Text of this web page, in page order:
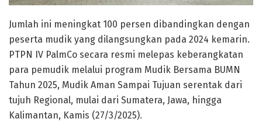
Jumlah ini meningkat 100 persen dibandingkan dengan
peserta mudik yang dilangsungkan pada 2024 kemarin.
PTPN IV PalmCo secara resmi melepas keberangkatan
para pemudik melalui program Mudik Bersama BUMN
Tahun 2025, Mudik Aman Sampai Tujuan serentak dari
tujuh Regional, mulai dari Sumatera, Jawa, hingga
Kalimantan, Kamis (27/3/2025).